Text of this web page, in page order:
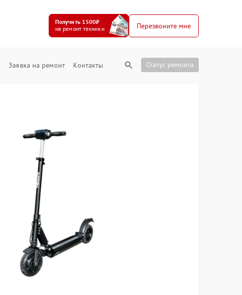
Получить 1500₽
на ремонт техники
Перезвоните мне
Заявка на ремонт Контакты Статус ремонта